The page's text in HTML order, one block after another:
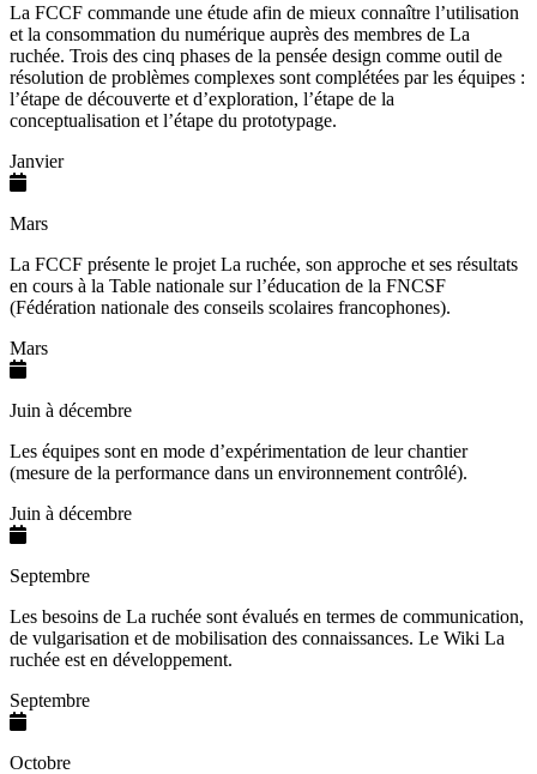
La FCCF commande une étude afin de mieux connaître l’utilisation
et la consommation du numérique auprès des membres de La
ruchée. Trois des cinq phases de la pensée design comme outil de
résolution de problèmes complexes sont complétées par les équipes :
l’étape de découverte et d’exploration, l’étape de la
conceptualisation et l’étape du prototypage.
Janvier
Mars
La FCCF présente le projet La ruchée, son approche et ses résultats
en cours à la Table nationale sur l’éducation de la FNCSF
(Fédération nationale des conseils scolaires francophones).
Mars
Juin à décembre
Les équipes sont en mode d’expérimentation de leur chantier
(mesure de la performance dans un environnement contrôlé).
Juin à décembre
Septembre
Les besoins de La ruchée sont évalués en termes de communication,
de vulgarisation et de mobilisation des connaissances. Le Wiki La
ruchée est en développement.
Septembre
Octobre